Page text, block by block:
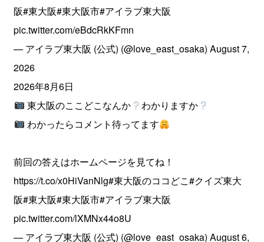
阪#東大阪#東大阪市#アイラブ東大阪
pic.twitter.com/eBdcRkKFmn
— アイラブ東大阪 (公式) (@love_east_osaka)August 7,
2026
2026年8月6日
東大阪のここどこなんか
わかりますか
わかったらコメント待ってます
前回の答えはホームページを見てね！
https://t.co/x0HiVanNlg#東大阪のココどこ#クイズ東大
阪#東大阪#東大阪市#アイラブ東大阪
pic.twitter.com/lXMNx44o8U
— アイラブ東大阪 (公式) (@love_east_osaka)August 6,